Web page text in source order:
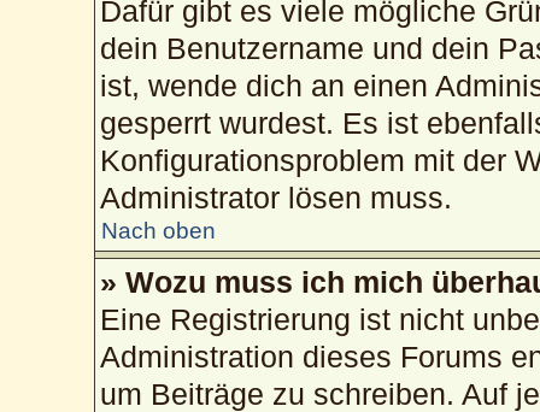
Dafür gibt es viele mögliche
dein Benutzername und dein
ist, wende dich an einen
gesperrt wurdest. Es ist
Konfigurationsproblem mit der
Administrator lösen muss.
Nach oben
» Wozu muss ich mich
Eine Registrierung ist nicht
Administration dieses Forums
um Beiträge zu schreiben. Auf